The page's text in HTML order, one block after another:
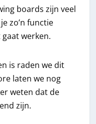
boards zijn veel
zo’n functie
werken.
is raden we dit
laten we nog
weten dat de
zijn.